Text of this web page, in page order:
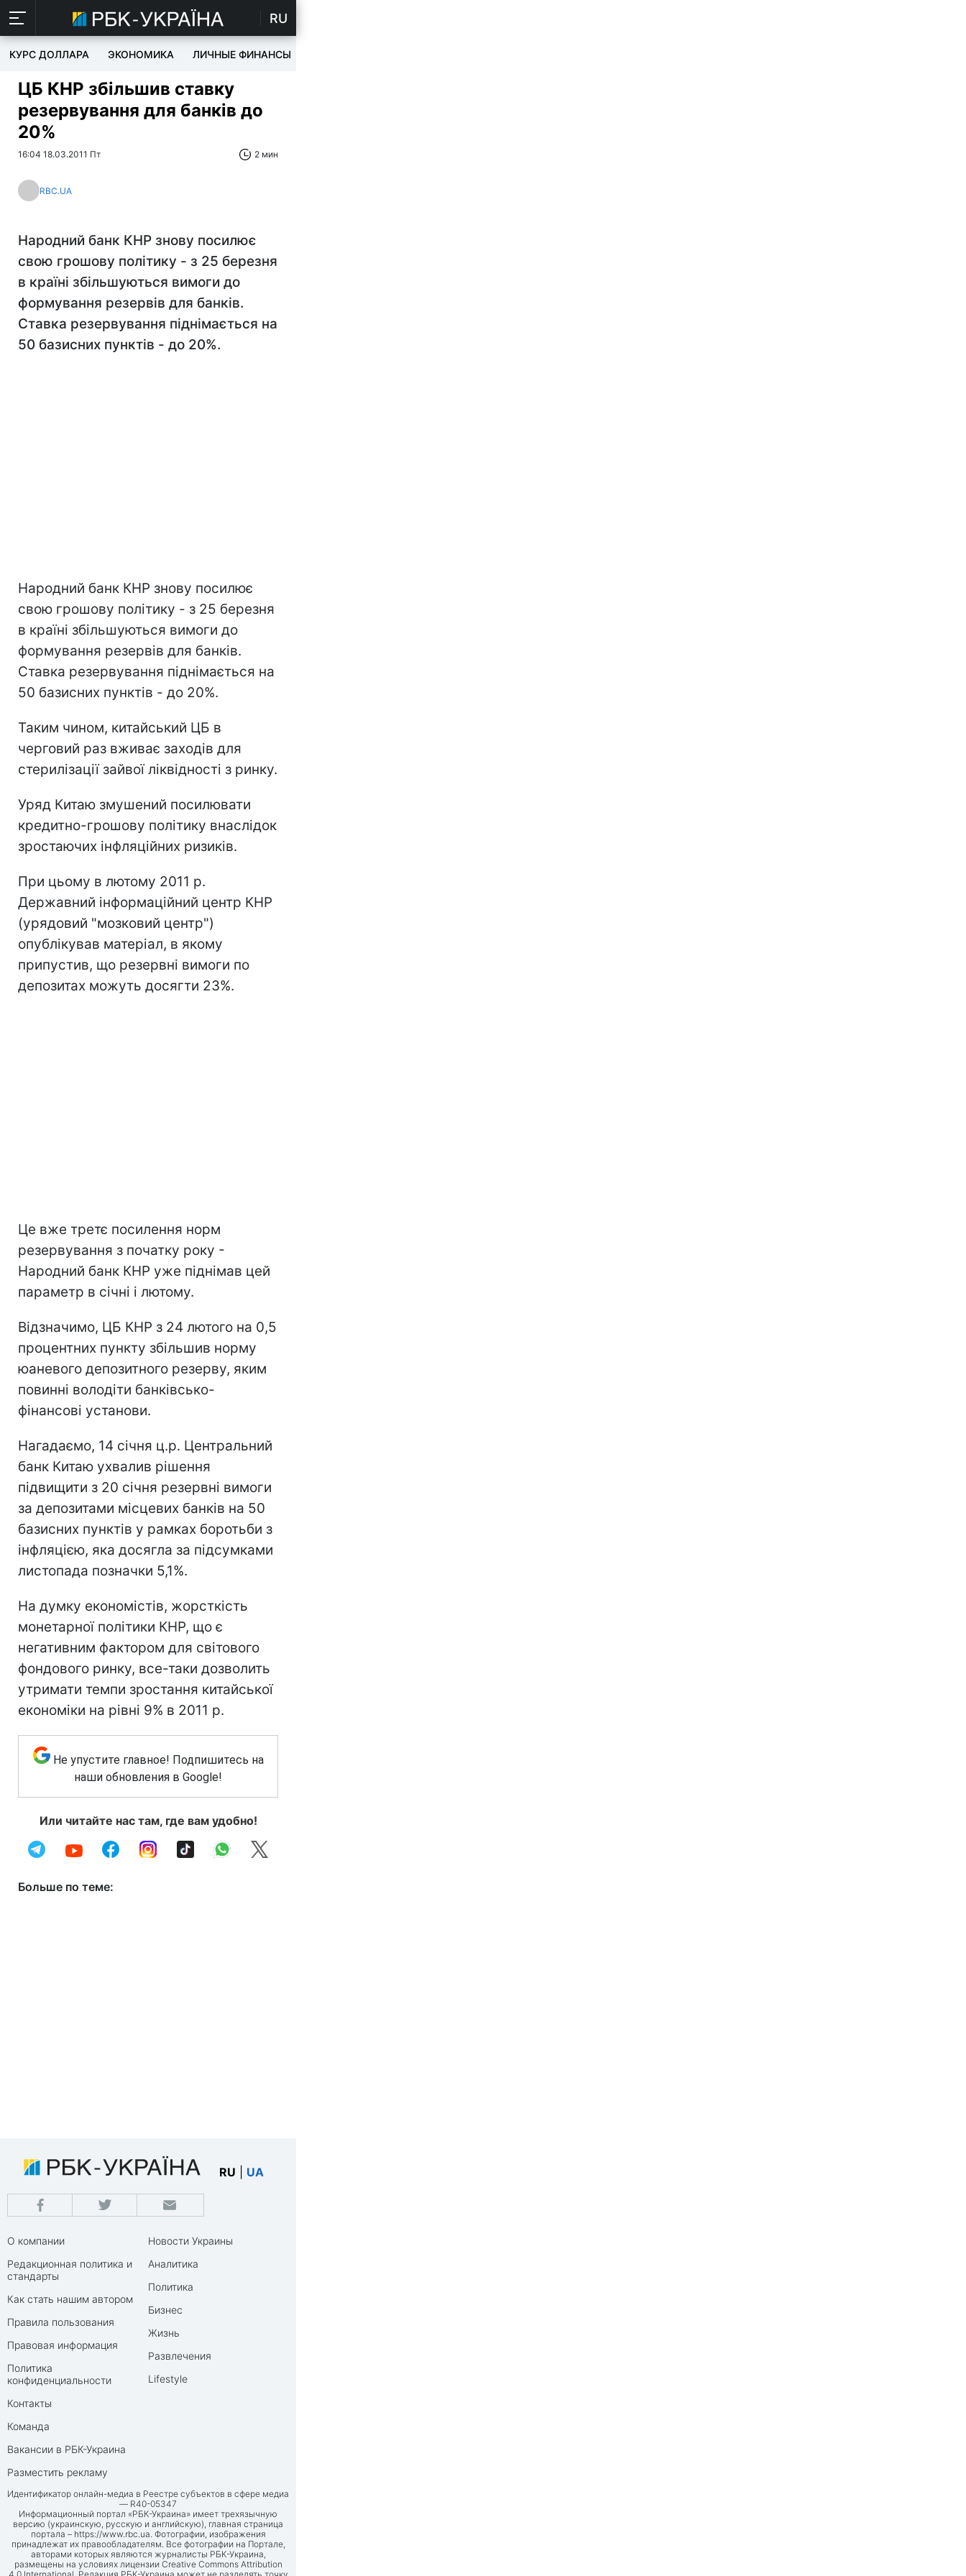
RU
КУРС ДОЛЛАРА ЭКОНОМИКА ЛИЧНЫЕ ФИНАНСЫ
ЦБ КНР збільшив ставку
резервування для банків до
20%
16:04 18.03.2011 Пт 2 мин
RBC.UA
Народний банк КНР знову посилює
свою грошову політику - з 25 березня
в країні збільшуються вимоги до
формування резервів для банків.
Ставка резервування піднімається на
50 базисних пунктів - до 20%.
Народний банк КНР знову посилює
свою грошову політику - з 25 березня
в країні збільшуються вимоги до
формування резервів для банків.
Ставка резервування піднімається на
50 базисних пунктів - до 20%.
Таким чином, китайський ЦБ в
черговий раз вживає заходів для
стерилізації зайвої ліквідності з ринку.
Уряд Китаю змушений посилювати
кредитно-грошову політику внаслідок
зростаючих інфляційних ризиків.
При цьому в лютому 2011 р.
Державний інформаційний центр КНР
(урядовий "мозковий центр")
опублікував матеріал, в якому
припустив, що резервні вимоги по
депозитах можуть досягти 23%.
Це вже третє посилення норм
резервування з початку року -
Народний банк КНР уже піднімав цей
параметр в січні і лютому.
Відзначимо, ЦБ КНР з 24 лютого на 0,5
процентних пункту збільшив норму
юаневого депозитного резерву, яким
повинні володіти банківсько-
фінансові установи.
Нагадаємо, 14 січня ц.р. Центральний
банк Китаю ухвалив рішення
підвищити з 20 січня резервні вимоги
за депозитами місцевих банків на 50
базисних пунктів у рамках боротьби з
інфляцією, яка досягла за підсумками
листопада позначки 5,1%.
На думку економістів, жорсткість
монетарної політики КНР, що є
негативним фактором для світового
фондового ринку, все-таки дозволить
утримати темпи зростання китайської
економіки на рівні 9% в 2011 р.
Не упустите главное! Подпишитесь на
наши обновления в Google!
Или читайте нас там, где вам удобно!
Больше по теме:
RU UA
О компании
Редакционная политика и
стандарты
Как стать нашим автором
Правила пользования
Правовая информация
Политика
конфиденциальности
Контакты
Команда
Вакансии в РБК-Украина
Разместить рекламу
Новости Украины
Аналитика
Политика
Бизнес
Жизнь
Развлечения
Lifestyle
Идентификатор онлайн-медиа в Реестре субъектов в сфере медиа
— R40-05347
Информационный портал «РБК-Украина» имеет трехязычную
версию (украинскую, русскую и английскую), главная страница
портала – https://www.rbc.ua. Фотографии, изображения
принадлежат их правообладателям. Все фотографии на Портале,
авторами которых являются журналисты РБК-Украина,
размещены на условиях лицензии Creative Commons Attribution